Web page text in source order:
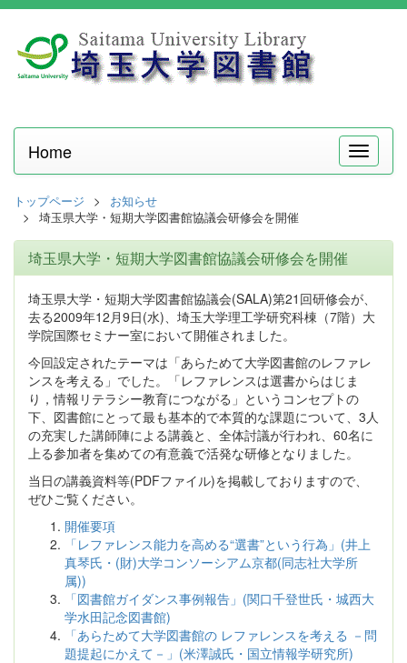
メ
ニ
Home
トップページ
お知らせ
埼玉県大学・短期大学図書館協議会研修会を開催
埼玉県大学・短期大学図書館協議会研修会を開催
埼玉県大学・短期大学図書館協議会(SALA)第21回研修会が、
去る2009年12月9日(水)、埼玉大学理工学研究科棟（7階）大
学院国際セミナー室において開催されました。
今回設定されたテーマは「あらためて大学図書館のレファレ
ンスを考える」でした。「レファレンスは選書からはじま
り，情報リテラシー教育につながる」というコンセプトの
下、図書館にとって最も基本的で本質的な課題について、3人
の充実した講師陣による講義と、全体討議が行われ、60名に
上る参加者を集めての有意義で活発な研修となりました。
当日の講義資料等(PDFファイル)を掲載しておりますので、
ぜひご覧ください。
開催要項
「レファレンス能力を高める“選書”という行為」(井上
真琴氏・(財)大学コンソーシアム京都(同志社大学所
属))
「図書館ガイダンス事例報告」(関口千登世氏・城西大
学水田記念図書館)
「あらためて大学図書館の レファレンスを考える －問
題提起にかえて－」(米澤誠氏・国立情報学研究所)